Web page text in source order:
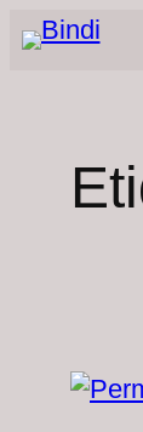
Saltar